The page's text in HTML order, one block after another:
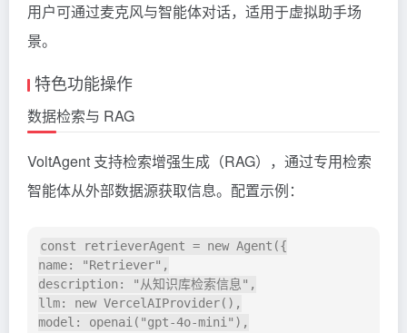
用户可通过麦克风与智能体对话，适用于虚拟助手场
景。
特色功能操作
数据检索与 RAG
VoltAgent 支持检索增强生成（RAG），通过专用检索
智能体从外部数据源获取信息。配置示例：
const retrieverAgent = new Agent({
name: "Retriever",
description: "从知识库检索信息",
llm: new VercelAIProvider(),
model: openai("gpt-4o-mini"),